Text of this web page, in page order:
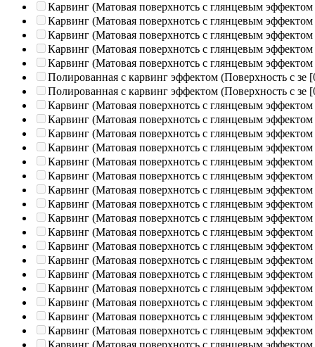
Карвинг (Матовая поверхнотсь с глянцевым эффектом
Карвинг (Матовая поверхнотсь с глянцевым эффектом
Карвинг (Матовая поверхнотсь с глянцевым эффектом
Карвинг (Матовая поверхнотсь с глянцевым эффектом
Карвинг (Матовая поверхнотсь с глянцевым эффектом
Полированная c карвинг эффектом (Поверхность с зе
Полированная c карвинг эффектом (Поверхность с зе
Карвинг (Матовая поверхнотсь с глянцевым эффектом
Карвинг (Матовая поверхнотсь с глянцевым эффектом
Карвинг (Матовая поверхнотсь с глянцевым эффектом
Карвинг (Матовая поверхнотсь с глянцевым эффектом
Карвинг (Матовая поверхнотсь с глянцевым эффектом
Карвинг (Матовая поверхнотсь с глянцевым эффектом
Карвинг (Матовая поверхнотсь с глянцевым эффектом
Карвинг (Матовая поверхнотсь с глянцевым эффектом
Карвинг (Матовая поверхнотсь с глянцевым эффектом
Карвинг (Матовая поверхнотсь с глянцевым эффектом
Карвинг (Матовая поверхнотсь с глянцевым эффектом
Карвинг (Матовая поверхнотсь с глянцевым эффектом
Карвинг (Матовая поверхнотсь с глянцевым эффектом
Карвинг (Матовая поверхнотсь с глянцевым эффектом
Карвинг (Матовая поверхнотсь с глянцевым эффектом
Карвинг (Матовая поверхнотсь с глянцевым эффектом
Карвинг (Матовая поверхнотсь с глянцевым эффектом